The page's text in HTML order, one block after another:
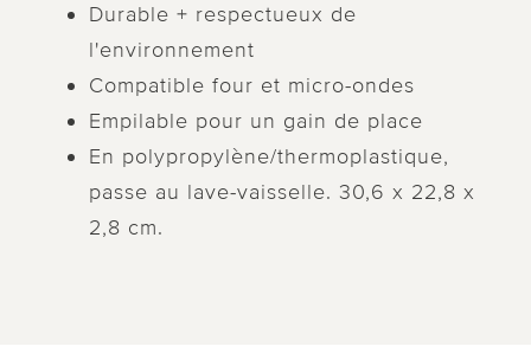
Durable + respectueux de
l'environnement
Compatible four et micro-ondes
Empilable pour un gain de place
En polypropylène/thermoplastique,
passe au lave-vaisselle. 30,6 x 22,8 x
2,8 cm.